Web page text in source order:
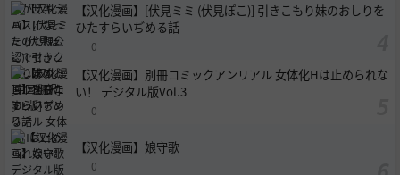
【汉化漫画】[伏見ミミ (伏見ぽこ)] 引きこもり妹のおしりを
ひたすらいぢめる話
0
【汉化漫画】別冊コミックアンリアル 女体化Hは止められな
い！ デジタル版Vol.3
0
【汉化漫画】娘守歌
0